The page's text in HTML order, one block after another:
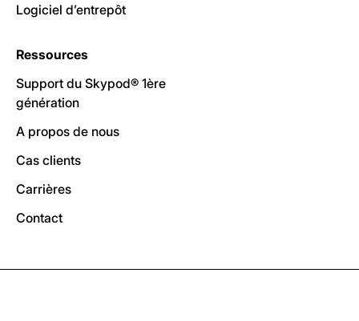
Logiciel d’entrepôt
Ressources
Support du Skypod® 1ère
génération
A propos de nous
Cas clients
Carrières
Contact